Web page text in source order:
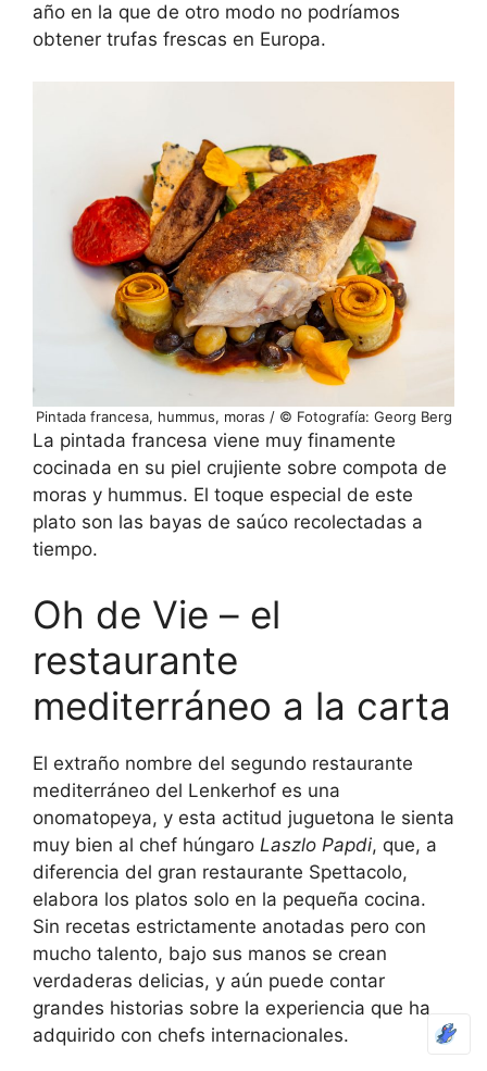
año en la que de otro modo no podríamos
obtener trufas frescas en Europa.
Pintada francesa, hummus, moras / © Fotografía: Georg Berg
La pintada francesa viene muy finamente
cocinada en su piel crujiente sobre compota de
moras y hummus. El toque especial de este
plato son las bayas de saúco recolectadas a
tiempo.
Oh de Vie – el
restaurante
mediterráneo a la carta
El extraño nombre del segundo restaurante
mediterráneo del Lenkerhof es una
onomatopeya, y esta actitud juguetona le sienta
muy bien al chef húngaro Laszlo Papdi, que, a
diferencia del gran restaurante Spettacolo,
elabora los platos solo en la pequeña cocina.
Sin recetas estrictamente anotadas pero con
mucho talento, bajo sus manos se crean
verdaderas delicias, y aún puede contar
grandes historias sobre la experiencia que ha
adquirido con chefs internacionales.